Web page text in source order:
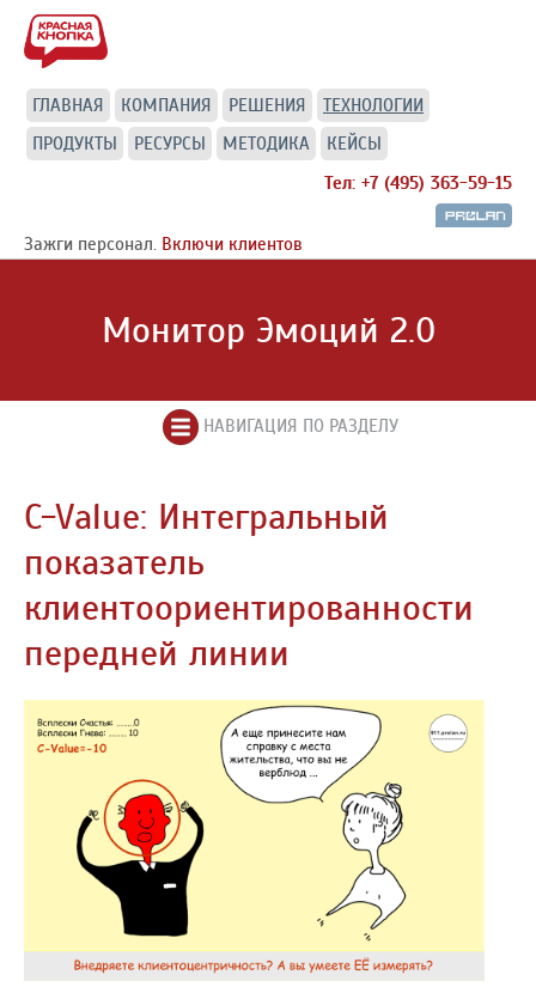
ГЛАВНАЯ КОМПАНИЯ РЕШЕНИЯ
ТЕХНОЛОГИИ
ПРОДУКТЫ
РЕСУРСЫ МЕТОДИКА
КЕЙСЫ
Тел: +7 (495) 363-59-15
Зажги персонал. Включи клиентов
Монитор Эмоций 2.0
НАВИГАЦИЯ ПО РАЗДЕЛУ
C-Value: Интегральный
показатель
клиентоориентированности
передней линии